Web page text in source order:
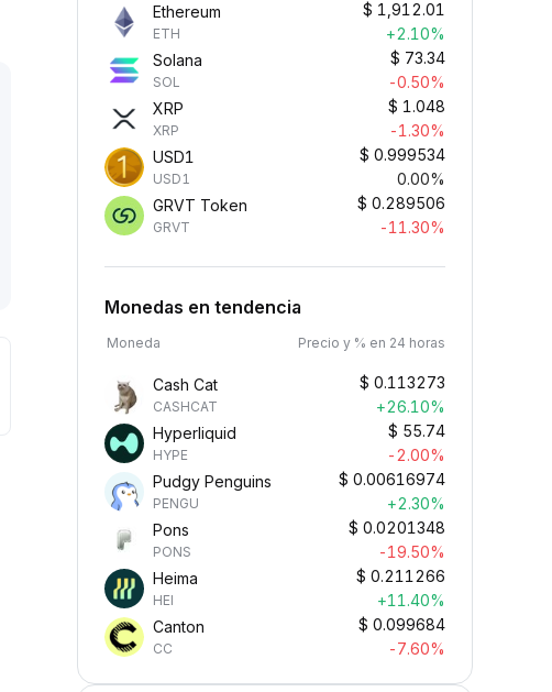
Ethereum
ETH
$ 1,912.01
+2.10%
Solana
SOL
$ 73.34
-0.50%
XRP
XRP
$ 1.048
-1.30%
USD1
USD1
$ 0.999534
0.00%
GRVT Token
GRVT
$ 0.289506
-11.30%
Monedas en tendencia
Moneda Precio y % en 24 horas
Cash Cat
CASHCAT
$ 0.113273
+26.10%
Hyperliquid
HYPE
$ 55.74
-2.00%
Pudgy Penguins
PENGU
$ 0.00616974
+2.30%
Pons
PONS
$ 0.0201348
-19.50%
Heima
HEI
$ 0.211266
+11.40%
Canton
CC
$ 0.099684
-7.60%